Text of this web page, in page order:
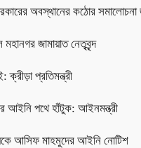
অবস্থানের কঠোর সমালোচনা
জামায়াত নেতৃবৃন্দ
প্রতিমন্ত্রী
আইনি পথে হাঁটুক: আইনমন্ত্রী
আসিফ মাহমুদের আইনি নোটিশ